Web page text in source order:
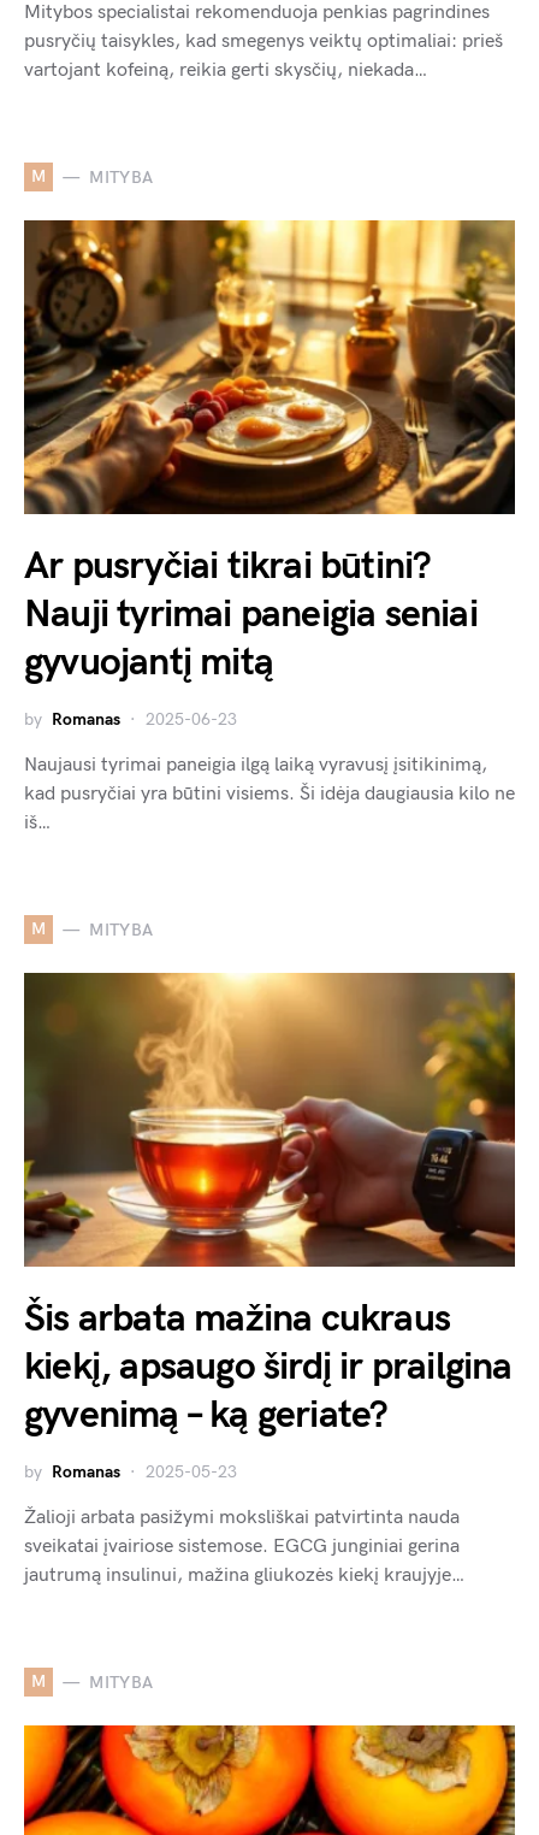
Mitybos specialistai rekomenduoja penkias pagrindines
pusryčių taisykles, kad smegenys veiktų optimaliai: prieš
vartojant kofeiną, reikia gerti skysčių, niekada…
M MITYBA
Ar pusryčiai tikrai būtini?
Nauji tyrimai paneigia seniai
gyvuojantį mitą
by Romanas 2025-06-23
Naujausi tyrimai paneigia ilgą laiką vyravusį įsitikinimą,
kad pusryčiai yra būtini visiems. Ši idėja daugiausia kilo ne
iš…
M MITYBA
Šis arbata mažina cukraus
kiekį, apsaugo širdį ir prailgina
gyvenimą – ką geriate?
by Romanas 2025-05-23
Žalioji arbata pasižymi moksliškai patvirtinta nauda
sveikatai įvairiose sistemose. EGCG junginiai gerina
jautrumą insulinui, mažina gliukozės kiekį kraujyje…
M MITYBA